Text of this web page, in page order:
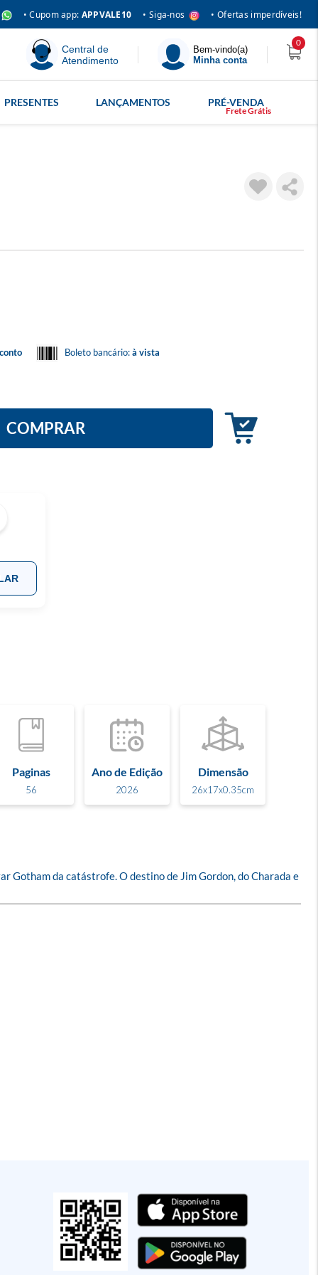
• Cupom app: APPVALE10 • Siga-nos • Ofertas imperdíveis!
Central de
Atendimento
Bem-vindo(a)
Minha conta
0
PRESENTES LANÇAMENTOS PRÉ-VENDA
Boleto bancário:à vista
COMPRAR
Paginas
56
Ano de Edição
2026
Dimensão
26x17x0.35cm
Gotham da catástrofe. O destino de Jim Gordon, do Charada e